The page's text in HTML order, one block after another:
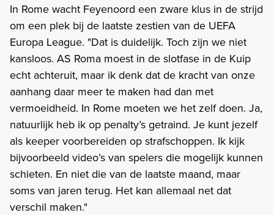
In Rome wacht Feyenoord een zware klus in de strijd
om een plek bij de laatste zestien van de UEFA
Europa League. "Dat is duidelijk. Toch zijn we niet
kansloos. AS Roma moest in de slotfase in de Kuip
echt achteruit, maar ik denk dat de kracht van onze
aanhang daar meer te maken had dan met
vermoeidheid. In Rome moeten we het zelf doen. Ja,
natuurlijk heb ik op penalty’s getraind. Je kunt jezelf
als keeper voorbereiden op strafschoppen. Ik kijk
bijvoorbeeld video’s van spelers die mogelijk kunnen
schieten. En niet die van de laatste maand, maar
soms van jaren terug. Het kan allemaal net dat
verschil maken."